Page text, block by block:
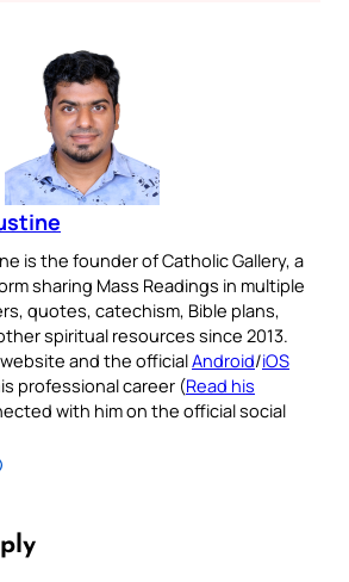
is the founder of Catholic Gallery, a
sharing Mass Readings in multiple
quotes, catechism, Bible plans,
spiritual resources since 2013.
and the officialAndroid/iOS
professional career (Read his
with him on the official social